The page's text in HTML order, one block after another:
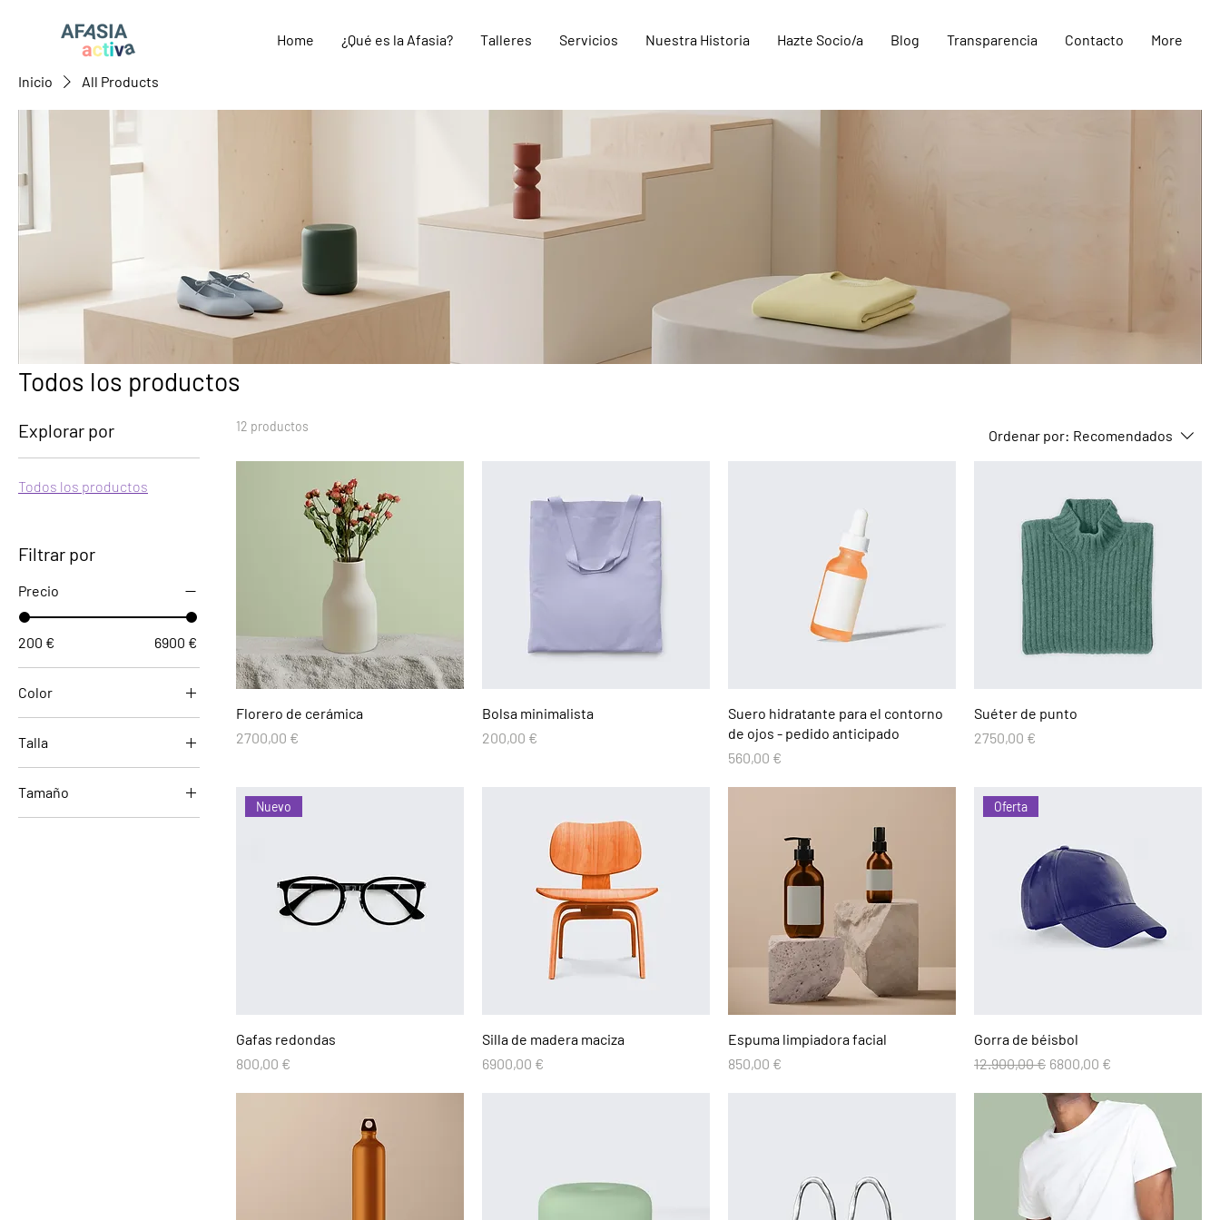
Home ¿Qué es la Afasia? Talleres Servicios Nuestra Historia Hazte Socio/a Blog Transparencia Contacto More
Inicio All Products
Todos los productos
Explorar por
Todos los productos
Filtrar por
Precio
200 € 6900 €
Color
Talla
Extrapequeño
Tamaño
12 productos
Ordenar por: Recomendados
Florero de cerámica
Precio
2700,00 €
Bolsa minimalista
Precio
200,00 €
Suero hidratante para el contorno
de ojos - pedido anticipado
Precio
560,00 €
Suéter de punto
Precio
2750,00 €
Nuevo
Gafas redondas
Precio
800,00 €
Silla de madera maciza
Precio
6900,00 €
Espuma limpiadora facial
Precio
850,00 €
Oferta
Gorra de béisbol
Precio
12.900,00 € Precio de oferta
6800,00 €